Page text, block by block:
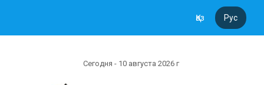
Қаз Рус
Сегодня - 10 августа 2026 г